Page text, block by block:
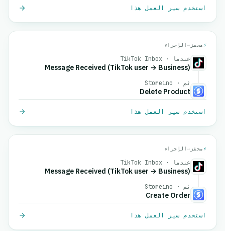
استخدم سير العمل هذا
⚡ محفز →الإجراء
عندما · TikTok Inbox
Message Received (TikTok user → Business)
ثم · Storeino
Delete Product
استخدم سير العمل هذا
⚡ محفز →الإجراء
عندما · TikTok Inbox
Message Received (TikTok user → Business)
ثم · Storeino
Create Order
استخدم سير العمل هذا